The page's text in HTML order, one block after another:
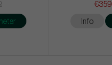
€359
Info